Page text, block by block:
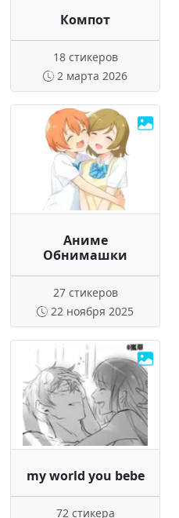
Компот
18 стикеров
2 марта 2026
Аниме
Обнимашки
27 стикеров
22 ноября 2025
my world you bebe
72 стикера